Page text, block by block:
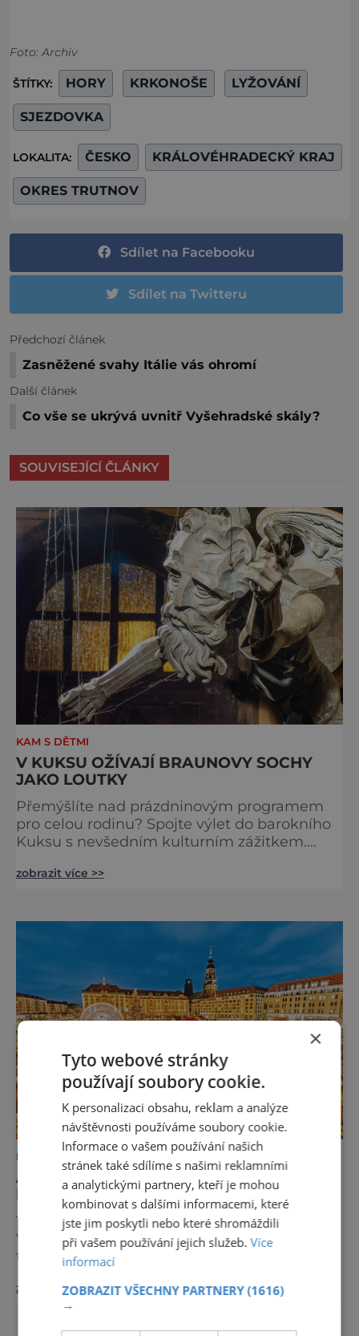
Foto: Archiv
ŠTÍTKY: HORY KRKONOŠE LYŽOVÁNÍ
SJEZDOVKA
LOKALITA: ČESKO KRÁLOVÉHRADECKÝ KRAJ
OKRES TRUTNOV
Sdílet na Facebooku
Sdílet na Twitteru
Předchozí článek
Zasněžené svahy Itálie vás ohromí
Další článek
Co vše se ukrývá uvnitř Vyšehradské skály?
SOUVISEJÍCÍ ČLÁNKY
KAM S DĚTMI
V KUKSU OŽÍVAJÍ BRAUNOVY SOCHY
JAKO LOUTKY
Přemýšlíte nad prázdninovým programem
pro celou rodinu? Spojte výlet do barokního
Kuksu s nevšedním kulturním zážitkem.
Comoedien-Hausu zve na stálou expozici
Matyáše Bernarda Brauna nejen z Kuksu.
Výstava Braunova socha loutkou představuje
padesát autorských loutek řezbáře a scénog
zobrazit více >>
KAM S DĚTMI
ADVENT V SASKÉ METROPOLI –
PŘEDVÁNOČNÍ DRÁŽĎANY
Toužíte po skutečné vánoční atmosféře?
Vydejte se do Německa, kde mají adventní
trhy dlouhou tradici a patří k těm
českým hranicím najdete v Drážďanech –
začínají 26. 11. 2025 a potrvají do 24. 12. 2025.
A stojí za to je zažít na vlastní kůži.
zobrazit více >>
×
Tyto webové stránky
používají soubory cookie.
K personalizaci obsahu, reklam a analýze
návštěvnosti používáme soubory cookie.
Informace o vašem používání našich
stránek také sdílíme s našimi reklamními
a analytickými partnery, kteří je mohou
kombinovat s dalšími informacemi, které
jste jim poskytli nebo které shromáždili
při vašem používání jejich služeb.Více
informací
ZOBRAZIT VŠECHNY PARTNERY(1616)
→